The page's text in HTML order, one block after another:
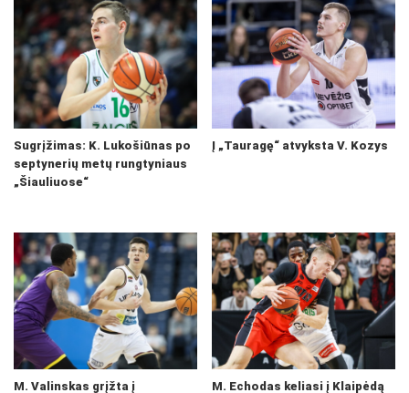
Sugrįžimas: K. Lukošiūnas po
septynerių metų rungtyniaus
„Šiauliuose“
Į „Tauragę“ atvyksta V. Kozys
M. Valinskas grįžta į
M. Echodas keliasi į Klaipėdą